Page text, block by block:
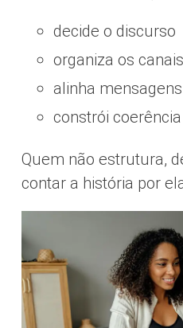
decide o discurso
organiza os canais
alinha mensagens
constrói coerência
Quem não estrutura,
contar a história por